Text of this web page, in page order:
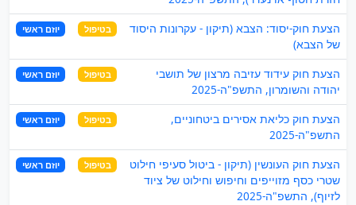
הצעת חוק-יסוד: הצבא (תיקון - עקרונות היסוד
של הצבא)
בטיפול יוזם ראשי
הצעת חוק עידוד עזיבה מרצון של תושבי
יהודה והשומרון, התשפ"ה-2025
בטיפול יוזם ראשי
הצעת חוק כליאת אסירים ביטחוניים,
התשפ"ה-2025
בטיפול יוזם ראשי
הצעת חוק העונשין (תיקון - ביטול סעיפי חילוט
שטרי כסף מזוייפים וחיפוש וחילוט של ציוד
לזיוף), התשפ"ה-2025
בטיפול יוזם ראשי